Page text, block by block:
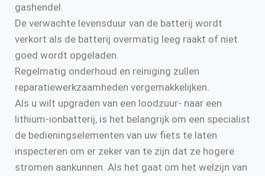
gashendel.
De verwachte levensduur van de batterij wordt
verkort als de batterij overmatig leeg raakt of niet
goed wordt opgeladen.
Regelmatig onderhoud en reiniging zullen
reparatiewerkzaamheden vergemakkelijken.
Als u wilt upgraden van een loodzuur- naar een
lithium-ionbatterij, is het belangrijk om een specialist
de bedieningselementen van uw fiets te laten
inspecteren om er zeker van te zijn dat ze hogere
stromen aankunnen. Als het gaat om het welzijn van